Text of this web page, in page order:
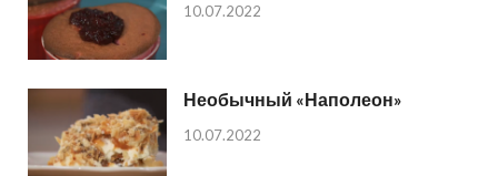
10.07.2022
Необычный «Наполеон»
10.07.2022